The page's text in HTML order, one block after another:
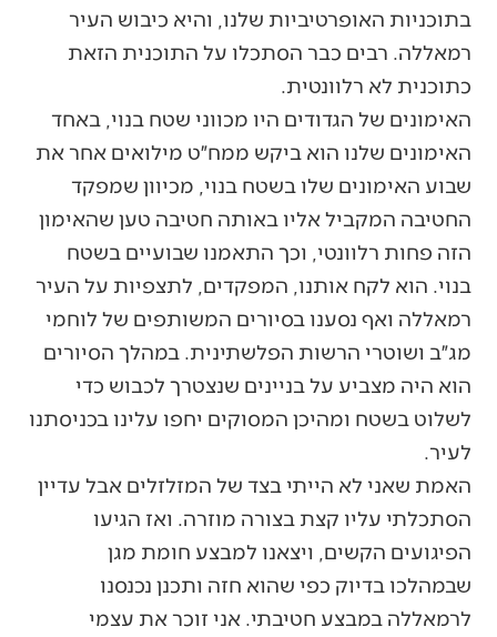
בתוכניות האופרטיביות שלנו, והיא כיבוש העיר
רמאללה. רבים כבר הסתכלו על התוכנית הזאת
כתוכנית לא רלוונטית.
האימונים של הגדודים היו מכווני שטח בנוי, באחד
האימונים שלנו הוא ביקש ממח״ט מילואים אחר את
שבוע האימונים שלו בשטח בנוי, מכיוון שמפקד
החטיבה המקביל אליו באותה חטיבה טען שהאימון
הזה פחות רלוונטי, וכך התאמנו שבועיים בשטח
בנוי. הוא לקח אותנו, המפקדים, לתצפיות על העיר
רמאללה ואף נסענו בסיורים המשותפים של לוחמי
מג״ב ושוטרי הרשות הפלשתינית. במהלך הסיורים
הוא היה מצביע על בניינים שנצטרך לכבוש כדי
לשלוט בשטח ומהיכן המסוקים יחפו עלינו בכניסתנו
לעיר.
האמת שאני לא הייתי בצד של המזלזלים אבל עדיין
הסתכלתי עליו קצת בצורה מוזרה. ואז הגיעו
הפיגועים הקשים, ויצאנו למבצע חומת מגן
שבמהלכו בדיוק כפי שהוא חזה ותכנן נכנסנו
לרמאללה במבצע חטיבתי. אני זוכר את עצמי